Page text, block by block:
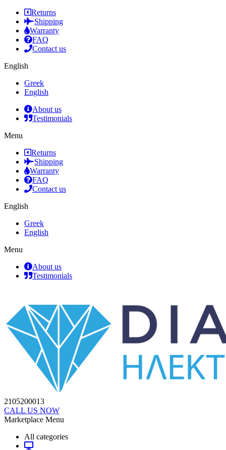
Returns
Shipping
Warranty
FAQ
Contact us
English
Greek
English
About us
Testimonials
Menu
Returns
Shipping
Warranty
FAQ
Contact us
English
Greek
English
Menu
About us
Testimonials
2105200013
CALL US NOW
Marketplace Menu
All categories